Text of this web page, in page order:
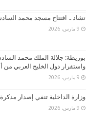
تشاد .. افتتاح مسجد محمد
9 مارس، 2026
بوريطة: جلالة الملك محمد
واستقرار دول الخليج العربي
9 مارس، 2026
وزارة الداخلية تنفي إصدار
9 مارس، 2026